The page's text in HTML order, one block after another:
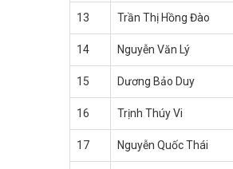
13 Trần Thị Hồng Đào
14 Nguyễn Văn Lý
15 Dương Bảo Duy
16 Trịnh Thúy Vi
17 Nguyễn Quốc Thái